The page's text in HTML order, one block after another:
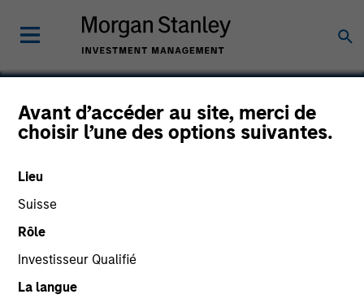
Avant d’accéder au site, merci de
choisir l’une des options suivantes.
Lieu
Suisse
Rôle
Investisseur Qualifié
La langue
Valoriza